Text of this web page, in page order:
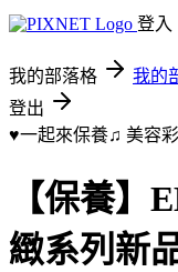
登入
我的部落格 我的
登出
♥一起來保養♫ 美容
【保養】
緻系列新